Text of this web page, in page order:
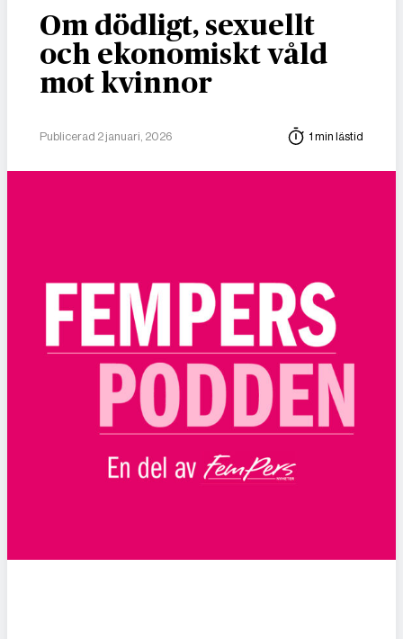
Om dödligt, sexuellt
och ekonomiskt våld
mot kvinnor
Publicerad 2 januari, 2026 1 min lästid